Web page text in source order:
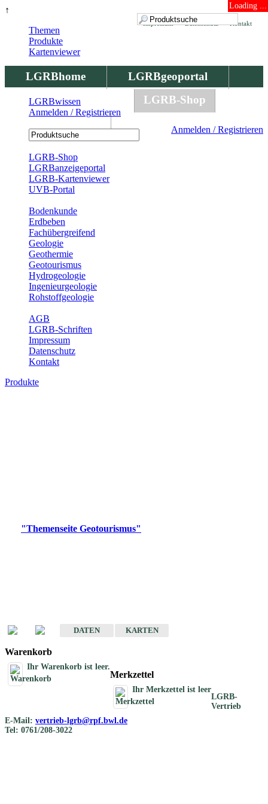
↑ Loading ...
Kontakt
Datenschutz
Impressum
LGRBhome
LGRBgeoportal
LGRBbohrungen
LGRB-Shop
Anmelden / Registrieren
Themen
Produkte
Kartenviewer
LGRBwissen
Anmelden / Registrieren
LGRB-Shop
LGRBanzeigeportal
LGRB-Kartenviewer
UVB-Portal
Bodenkunde
Erdbeben
Fachübergreifend
Geologie
Geothermie
Geotourismus
Hydrogeologie
Ingenieurgeologie
Rohstoffgeologie
AGB
LGRB-Schriften
Impressum
Datenschutz
Kontakt
Produkte
"Themenseite Geotourismus"
DATEN
KARTEN
Warenkorb
Ihr Warenkorb ist leer.
Merkzettel
Ihr Merkzettel ist leer
LGRB-
Vertrieb
E-Mail: vertrieb-lgrb@rpf.bwl.de
Tel: 0761/208-3022